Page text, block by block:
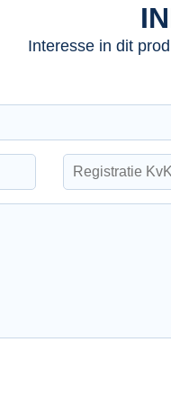
Interesse in dit